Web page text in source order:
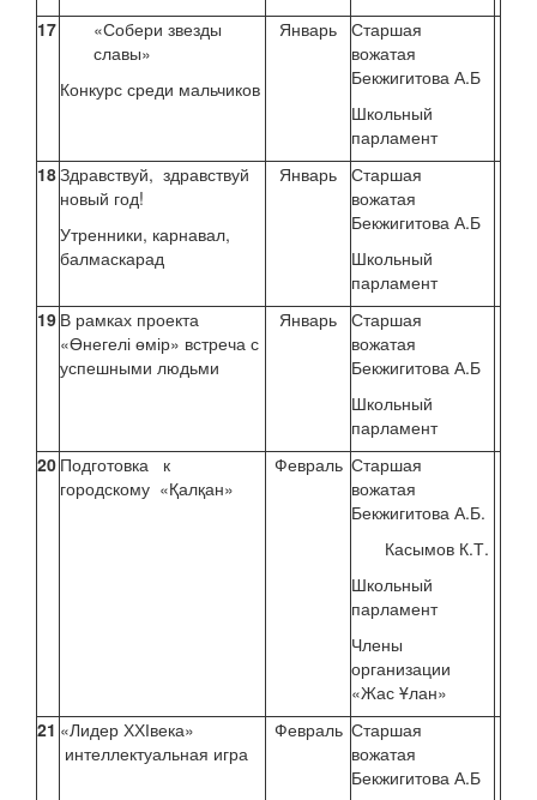
17
«Собери звезды
славы»
Конкурс среди мальчиков
Январь Старшая
вожатая
Бекжигитова А.Б
Школьный
парламент
18Здравствуй, здравствуй
новый год!
Утренники, карнавал,
балмаскарад
Январь Старшая
вожатая
Бекжигитова А.Б
Школьный
парламент
19 В рамках проекта
«Өнегелі өмір» встреча с
успешными людьми
Январь Старшая
вожатая
Бекжигитова А.Б
Школьный
парламент
20 Подготовка к
городскому «Қалқан»
Февраль Старшая
вожатая
Бекжигитова А.Б.
Касымов К.Т.
Школьный
парламент
Члены
организации
«Жас Ұлан»
21 «Лидер ХХІвека»
интеллектуальная игра
Февраль Старшая
вожатая
Бекжигитова А.Б